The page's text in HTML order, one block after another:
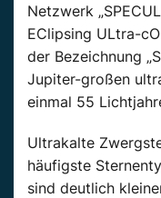
Netzwerk „
EClipsing ULtra-
der Bezeichnung „
Jupiter-großen
einmal 55
Ultrakalte
häufigste
sind deutlich